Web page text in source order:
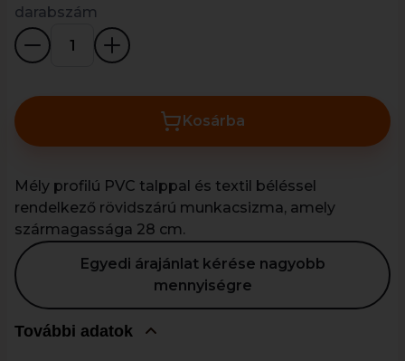
darabszám
Kosárba
Mély profilú PVC talppal és textil béléssel
rendelkező rövidszárú munkacsizma, amely
szármagassága 28 cm.
Egyedi árajánlat kérése nagyobb
mennyiségre
További adatok